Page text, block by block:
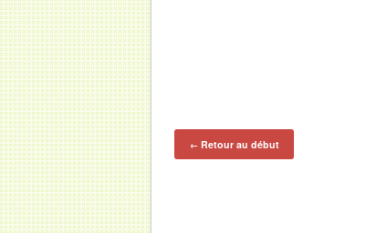
←Retour au début